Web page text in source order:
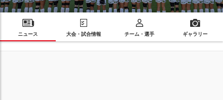
ニュース 大会・試合情報 チーム・選手 ギャラリー